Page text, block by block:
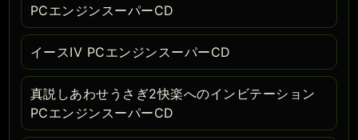
PCエンジンスーパーCD
イースIV PCエンジンスーパーCD
真説しあわせうさぎ2快楽へのインビテーション
PCエンジンスーパーCD